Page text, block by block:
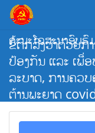
Skip
content
ຄະນະໂຄສະນາອົບ
ຂໍ້ຕົກລົງວ່າດ້ວຍກາ
ປ້ອງກັນ ແລະ ເພື່
ລະບາດ, ການຄວ
ຕ້ານພະຍາດ